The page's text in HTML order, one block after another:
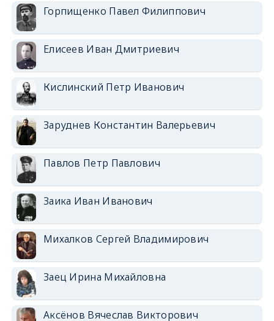
Горпищенко Павел Филиппович
Елисеев Иван Дмитриевич
Кислинский Петр Иванович
Заруднев Константин Валерьевич
Павлов Петр Павлович
Заика Иван Иванович
Михалков Сергей Владимирович
Заец Ирина Михайловна
Аксёнов Вячеслав Викторович